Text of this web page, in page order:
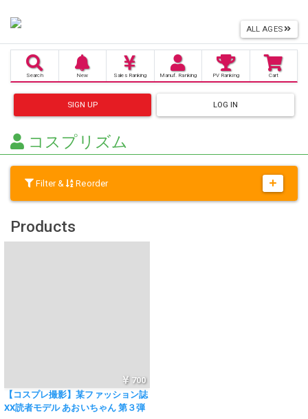
ALL AGES
Search New Sales Ranking Manuf. Ranking PV Ranking Cart
SIGN UP LOG IN
コスプリズム
Filter & Reorder
Products
700
【コスプレ撮影】某ファッション誌
XX読者モデル あおいちゃん 第３弾